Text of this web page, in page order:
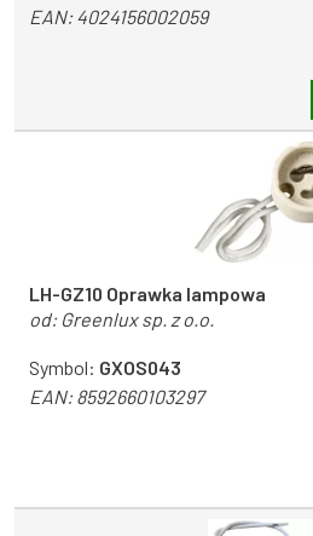
EAN:4024156002059
LH-GZ10 Oprawka lampowa
od: Greenlux sp. z o.o.
Symbol: GXOS043
EAN:8592660103297